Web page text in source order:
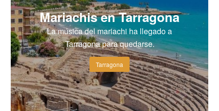
Mariachis en Tarragona
La música del mariachi ha llegado a
Tarragona para quedarse.
Tarragona